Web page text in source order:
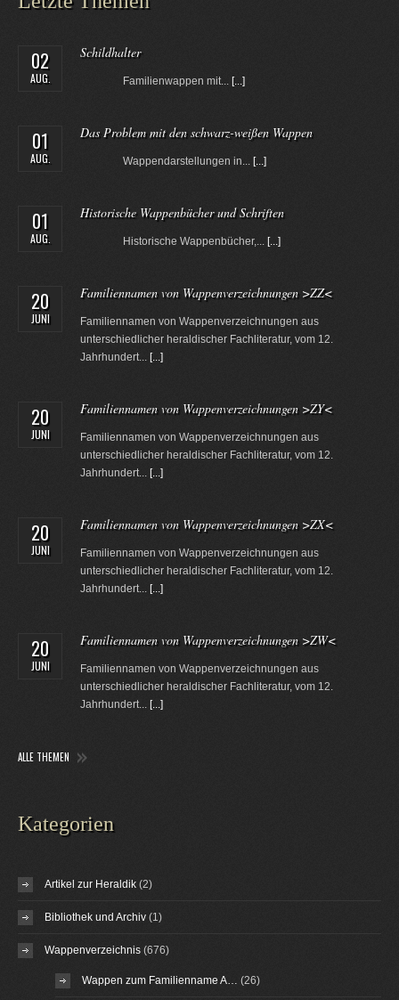
02
AUG.
Schildhalter
Familienwappen mit... [...]
01
AUG.
Das Problem mit den schwarz-weißen Wappen
Wappendarstellungen in... [...]
01
AUG.
Historische Wappenbücher und Schriften
Historische Wappenbücher,... [...]
20
JUNI
Familiennamen von Wappenverzeichnungen >ZZ<
Familiennamen von Wappenverzeichnungen aus
unterschiedlicher heraldischer Fachliteratur, vom 12.
Jahrhundert... [...]
20
JUNI
Familiennamen von Wappenverzeichnungen >ZY<
Familiennamen von Wappenverzeichnungen aus
unterschiedlicher heraldischer Fachliteratur, vom 12.
Jahrhundert... [...]
20
JUNI
Familiennamen von Wappenverzeichnungen >ZX<
Familiennamen von Wappenverzeichnungen aus
unterschiedlicher heraldischer Fachliteratur, vom 12.
Jahrhundert... [...]
20
JUNI
Familiennamen von Wappenverzeichnungen >ZW<
Familiennamen von Wappenverzeichnungen aus
unterschiedlicher heraldischer Fachliteratur, vom 12.
Jahrhundert... [...]
ALLE THEMEN
Kategorien
Artikel zur Heraldik (2)
Bibliothek und Archiv (1)
Wappenverzeichnis (676)
Wappen zum Familienname A… (26)